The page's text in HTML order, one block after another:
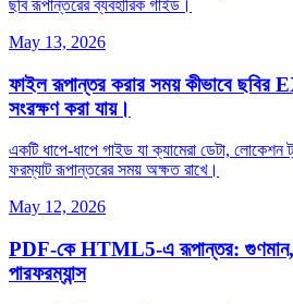
ছবি রূপান্তরের ব্যবহারিক গাইড।
May 13, 2026
ফাইল রূপান্তর করার সময় কীভাবে ছবির
সংরক্ষণ করা যায়।
একটি ধাপে‑ধাপে গাইড যা ক্যামেরা ডেটা,
ফরম্যাট রূপান্তরের সময় অক্ষত রাখে।
May 12, 2026
PDF-কে HTML5-এ রূপান্তর: গুণমান,
পারফরম্যান্স